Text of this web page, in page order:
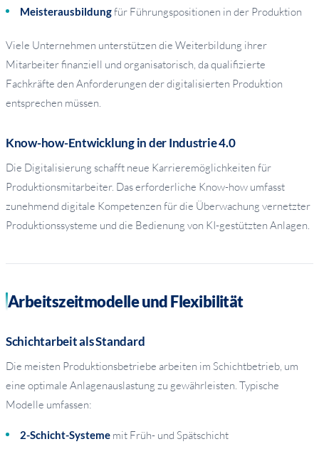
Meisterausbildungfür Führungspositionen in der Produktion
Viele Unternehmen unterstützen die Weiterbildung ihrer
Mitarbeiter finanziell und organisatorisch, da qualifizierte
Fachkräfte den Anforderungen der digitalisierten Produktion
entsprechen müssen.
Know-how-Entwicklung in der Industrie 4.0
Die Digitalisierung schafft neue Karrieremöglichkeiten für
Produktionsmitarbeiter. Das erforderliche Know-how umfasst
zunehmend digitale Kompetenzen für die Überwachung vernetzter
Produktionssysteme und die Bedienung von KI-gestützten Anlagen.
Arbeitszeitmodelle und Flexibilität
Schichtarbeit als Standard
Die meisten Produktionsbetriebe arbeiten im Schichtbetrieb, um
eine optimale Anlagenauslastung zu gewährleisten. Typische
Modelle umfassen:
2-Schicht-Systeme mit Früh- und Spätschicht